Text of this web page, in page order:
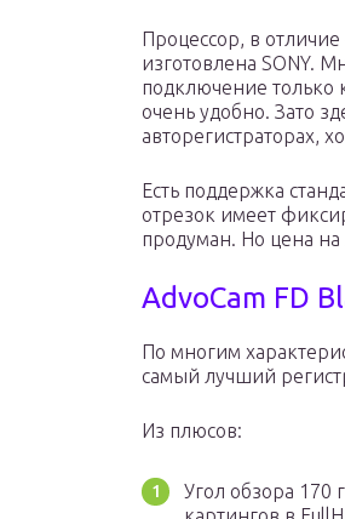
Процессор, в
изготовлена SONY.
подключение только
очень удобно. Зато
Есть поддержка
отрезок имеет
продуман. Но цена
AdvoCam FD
По многим
самый лучший
Из плюсов:
Угол обзора 170